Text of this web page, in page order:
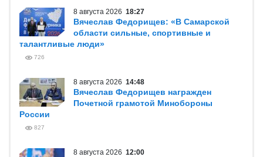
8 августа 2026 18:27
Вячеслав Федорищев: «В Самарской
области сильные, спортивные и
талантливые люди»
726
8 августа 2026 14:48
Вячеслав Федорищев награжден
Почетной грамотой Минобороны
России
827
8 августа 2026 12:00